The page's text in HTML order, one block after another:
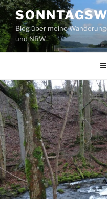
Zum
Inhalt
springenBlog über meine
und NRW